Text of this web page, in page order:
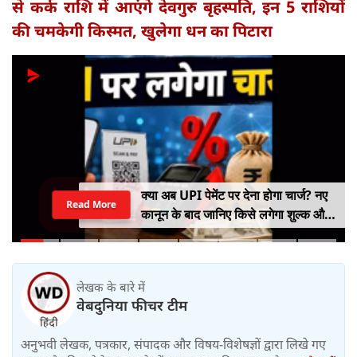
से कर्क राशि में आएंगे देवगुरु बृहस्पति, इन 5 राशियों
की चमकेगी किस्मत, खुलेगा धन का पिटारा
क्या अब UPI पेमेंट पर देना होगा चार्ज? नए
कानून के बाद जानिए किसे लगेगा शुल्क और
किसे नहीं
Read More
लेखक के बारे में
वेबदुनिया फीचर टीम
अनुभवी लेखक, पत्रकार, संपादक और विषय-विशेषज्ञों द्वारा लिखे गए